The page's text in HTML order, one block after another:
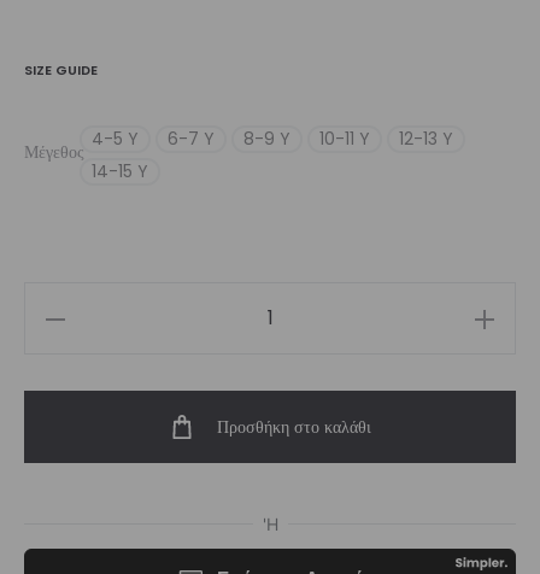
SIZE GUIDE
Μέγεθος
4-5 Y 6-7 Y 8-9 Y 10-11 Y
12-13 Y
14-15 Y
Top
Προσθήκη στο καλάθι